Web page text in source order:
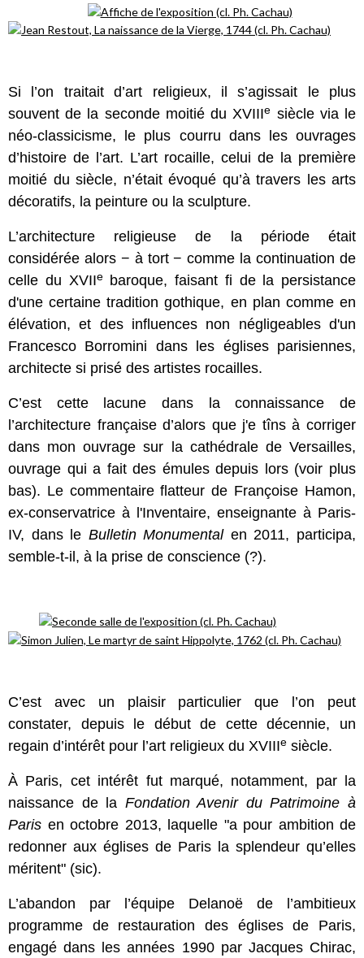
Si l’on traitait d’art religieux, il s’agissait le plus
souvent de la seconde moitié du XVIIIe siècle via le
néo-classicisme, le plus courru dans les ouvrages
d’histoire de l’art. L’art rocaille, celui de la première
moitié du siècle, n’était évoqué qu’à travers les arts
décoratifs, la peinture ou la sculpture.
L’architecture religieuse de la période était
considérée alors − à tort − comme la continuation de
celle du XVIIebaroque, faisant fi de la persistance
d'une certaine tradition gothique, en plan comme en
élévation, et des influences non négligeables d'un
Francesco Borromini dans les églises parisiennes,
architecte si prisé des artistes rocailles.
C’est cette lacune dans la connaissance de
l’architecture française d’alors que j'e tîns à corriger
dans mon ouvrage sur la cathédrale de Versailles,
ouvrage qui a fait des émules depuis lors (voir plus
bas). Le commentaire flatteur de Françoise Hamon,
ex-conservatrice à l'Inventaire, enseignante à Paris-
IV, dans le Bulletin Monumentalen 2011, participa,
semble-t-il, à la prise de conscience (?).
C’est avec un plaisir particulier que l’on peut
constater, depuis le début de cette décennie, un
regain d’intérêt pour l’art religieux du XVIIIe siècle.
À Paris, cet intérêt fut marqué, notamment, par la
naissance de la Fondation Avenir du Patrimoine à
Paris en octobre 2013, laquelle "a pour ambition de
redonner aux églises de Paris la splendeur qu’elles
méritent" (sic).
L’abandon par l’équipe Delanoë de l’ambitieux
programme de restauration des églises de Paris,
engagé dans les années 1990 par Jacques Chirac,